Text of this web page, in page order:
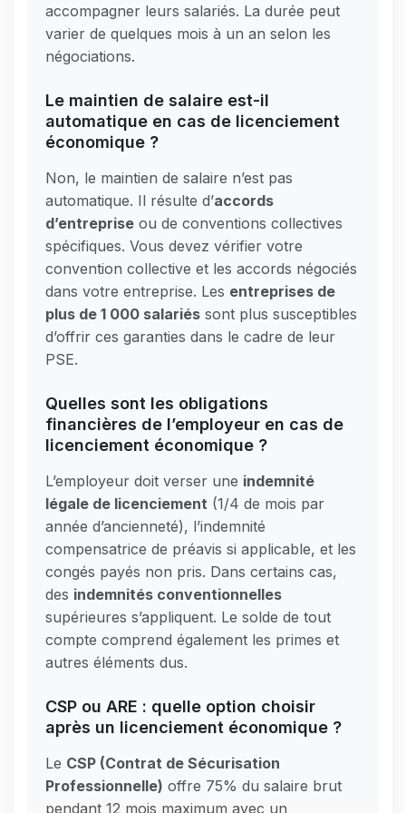
accompagner leurs salariés. La durée peut
varier de quelques mois à un an selon les
négociations.
Le maintien de salaire est-il
automatique en cas de licenciement
économique ?
Non, le maintien de salaire n’est pas
automatique. Il résulte d’accords
d’entreprise ou de conventions collectives
spécifiques. Vous devez vérifier votre
convention collective et les accords négociés
dans votre entreprise. Les entreprises de
plus de 1 000 salariés sont plus susceptibles
d’offrir ces garanties dans le cadre de leur
PSE.
Quelles sont les obligations
financières de l’employeur en cas de
licenciement économique ?
L’employeur doit verser une indemnité
légale de licenciement (1/4 de mois par
année d’ancienneté), l’indemnité
compensatrice de préavis si applicable, et les
congés payés non pris. Dans certains cas,
des indemnités conventionnelles
supérieures s’appliquent. Le solde de tout
compte comprend également les primes et
autres éléments dus.
CSP ou ARE : quelle option choisir
après un licenciement économique ?
Le CSP (Contrat de Sécurisation
Professionnelle) offre 75% du salaire brut
pendant 12 mois maximum avec un